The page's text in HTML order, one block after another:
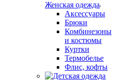
Женская одежда
Аксессуары
Брюки
Комбинезоны
и костюмы
Куртки
Термобелье
Флис, кофты